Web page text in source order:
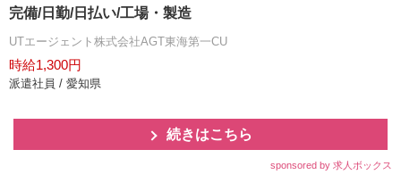
完備/日勤/日払い/工場・製造
UTエージェント株式会社AGT東海第一CU
時給1,300円
派遣社員 / 愛知県
続きはこちら
sponsored by 求人ボックス